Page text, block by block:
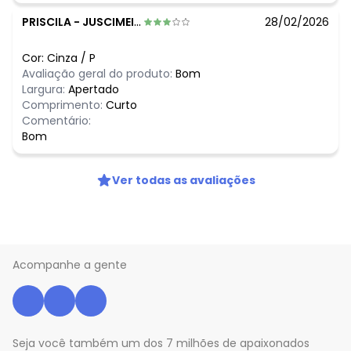
PRISCILA - JUSCIMEIRA - MT 28/02/2026
Cor: Cinza / P
Avaliação geral do produto: Bom
Largura: Apertado
Comprimento: Curto
Comentário:
Bom
Ver todas as avaliações
Acompanhe a gente
Seja você também um dos 7 milhões de apaixonados